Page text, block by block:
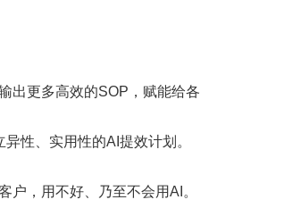
出更多高效的SOP，赋能给各
性、实用性的AI提效计划。
户，用不好、乃至不会用AI。